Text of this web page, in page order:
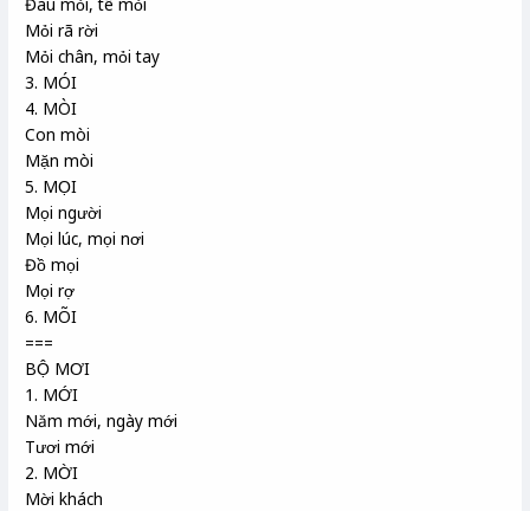
Mỏi rã rời
Mỏi chân, mỏi tay
3. MÓI
4. MÒI
Con mòi
Mặn mòi
5. MỌI
Mọi người
Mọi lúc, mọi nơi
Đồ mọi
Mọi rợ
6. MÕI
===
BỘ MƠI
1. MỚI
Năm mới, ngày mới
Tươi mới
2. MỜI
Mời khách